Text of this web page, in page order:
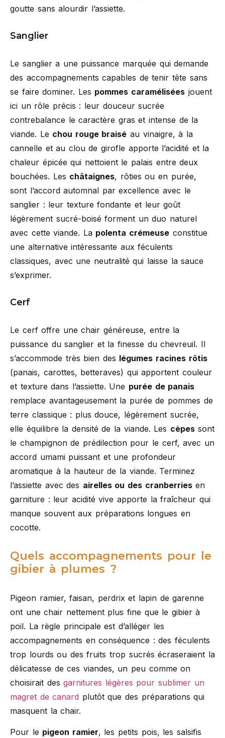
goutte sans alourdir l’assiette.
Sanglier
Le sanglier a une puissance marquée qui demande
des accompagnements capables de tenir tête sans
se faire dominer. Les pommes caramélisées jouent
ici un rôle précis : leur douceur sucrée
contrebalance le caractère gras et intense de la
viande. Le chou rouge braisé au vinaigre, à la
cannelle et au clou de girofle apporte l’acidité et la
chaleur épicée qui nettoient le palais entre deux
bouchées. Les châtaignes, rôties ou en purée,
sont l’accord automnal par excellence avec le
sanglier : leur texture fondante et leur goût
légèrement sucré-boisé forment un duo naturel
avec cette viande. La polenta crémeuse constitue
une alternative intéressante aux féculents
classiques, avec une neutralité qui laisse la sauce
s’exprimer.
Cerf
Le cerf offre une chair généreuse, entre la
puissance du sanglier et la finesse du chevreuil. Il
s’accommode très bien des légumes racines rôtis
(panais, carottes, betteraves) qui apportent couleur
et texture dans l’assiette. Une purée de panais
remplace avantageusement la purée de pommes de
terre classique : plus douce, légèrement sucrée,
elle équilibre la densité de la viande. Les cèpessont
le champignon de prédilection pour le cerf, avec un
accord umami puissant et une profondeur
aromatique à la hauteur de la viande. Terminez
l’assiette avec des airelles ou des cranberriesen
garniture : leur acidité vive apporte la fraîcheur qui
manque souvent aux préparations longues en
cocotte.
Quels accompagnements pour le
gibier à plumes ?
Pigeon ramier, faisan, perdrix et lapin de garenne
ont une chair nettement plus fine que le gibier à
poil. La règle principale est d’alléger les
accompagnements en conséquence : des féculents
trop lourds ou des fruits trop sucrés écraseraient la
délicatesse de ces viandes, un peu comme on
choisirait desgarnitures légères pour sublimer un
magret de canard plutôt que des préparations qui
masquent la chair.
Pour le pigeon ramier, les petits pois, les salsifis